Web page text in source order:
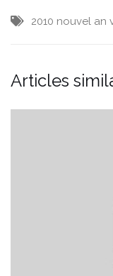
2010 nouvel an
Articles